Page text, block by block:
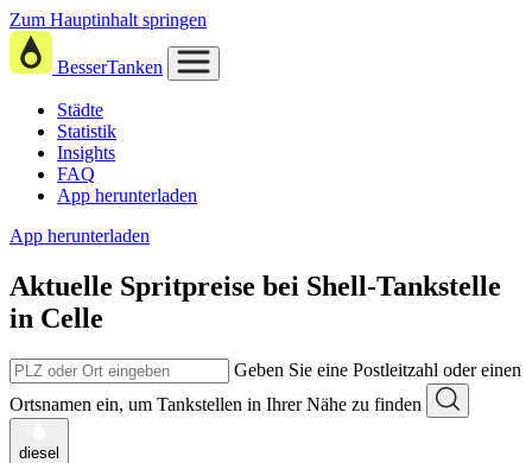
Zum Hauptinhalt springen
BesserTanken
Städte
Statistik
Insights
FAQ
App herunterladen
App herunterladen
Aktuelle Spritpreise bei Shell-Tankstelle
in Celle
Geben Sie eine Postleitzahl oder einen
Ortsnamen ein, um Tankstellen in Ihrer Nähe zu finden
diesel